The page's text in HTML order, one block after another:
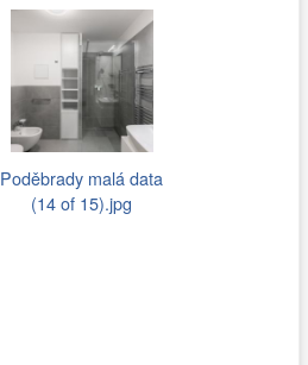
Poděbrady malá data
(14 of 15).jpg